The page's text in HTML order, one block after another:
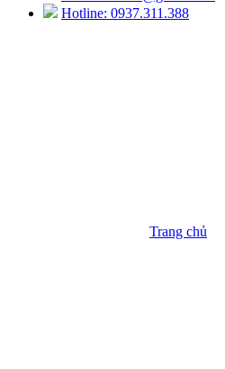
Hotline: 0937.311.388
Trang chủ